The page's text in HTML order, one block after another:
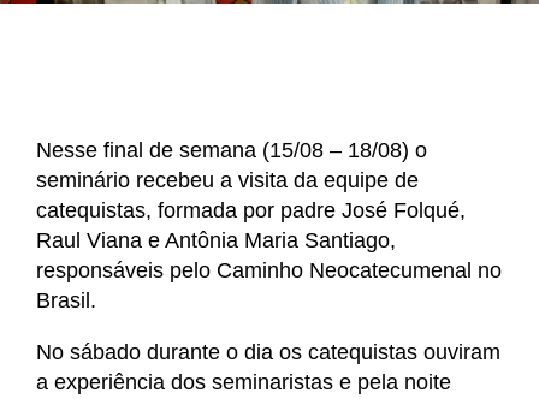
Nesse final de semana (15/08 – 18/08) o
seminário recebeu a visita da equipe de
catequistas, formada por padre José Folqué,
Raul Viana e Antônia Maria Santiago,
responsáveis pelo Caminho Neocatecumenal no
Brasil.
No sábado durante o dia os catequistas ouviram
a experiência dos seminaristas e pela noite